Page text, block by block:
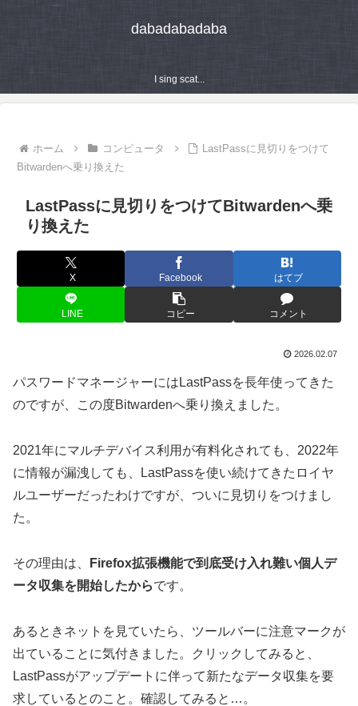
dabadabadaba
I sing scat...
ホーム コンピュータ
LastPassに見切りをつけて
Bitwardenへ乗り換えた
LastPassに見切りをつけてBitwardenへ乗
り換えた
X Facebook はてブ
LINE コピー コメント
2026.02.07
パスワードマネージャーにはLastPassを長年使ってきた
のですが、この度Bitwardenへ乗り換えました。
2021年にマルチデバイス利用が有料化されても、2022年
に情報が漏洩しても、LastPassを使い続けてきたロイヤ
ルユーザーだったわけですが、ついに見切りをつけまし
た。
その理由は、
Firefox拡張機能で到底受け入れ難い個人デ
ータ収集を開始したからです。
あるときネットを見ていたら、ツールバーに注意マークが
出ていることに気付きました。クリックしてみると、
LastPassがアップデートに伴って新たなデータ収集を要
求しているとのこと。確認してみると…。